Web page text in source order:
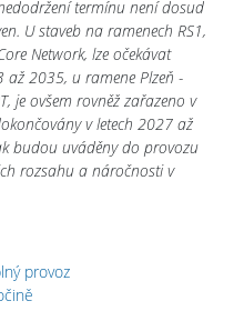
termínu není dosud
U staveb na ramenech RS1,
Network, lze očekávat
až 2035, u ramene Plzeň -
je ovšem rovněž zařazeno v
v letech 2027 až
budou uváděny do provozu
rozsahu a náročnosti v
provoz